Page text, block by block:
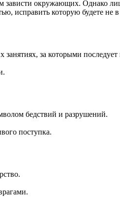
окружающих. Однако
исправить которую будете не в
за которыми
бедствий и разрушений.
поступка.